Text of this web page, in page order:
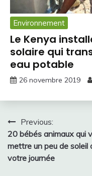
Environnement
Le Kenya
solaire qui
eau potable
26 novembre 2019
Navigation
de
l’article
Previous:
20 bébés animaux qui
mettre un peu de soleil
votre journée